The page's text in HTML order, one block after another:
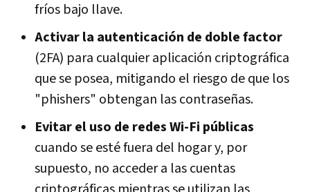
fríos bajo llave.
Activar la autenticación de doble factor
(2FA) para cualquier aplicación criptográfica
que se posea, mitigando el riesgo de que los
"phishers" obtengan las contraseñas.
Evitar el uso de redes Wi-Fi públicas
cuando se esté fuera del hogar y, por
supuesto, no acceder a las cuentas